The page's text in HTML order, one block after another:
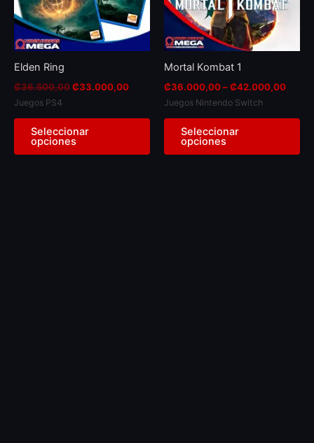
Elden Ring
₡36.500,00₡33.000,00
Juegos PS4
Seleccionar
opciones
The
options
may
chosen
product
Mortal Kombat 1
₡36.000,00–₡42.000,00
Juegos Nintendo Switch
Seleccionar
opciones